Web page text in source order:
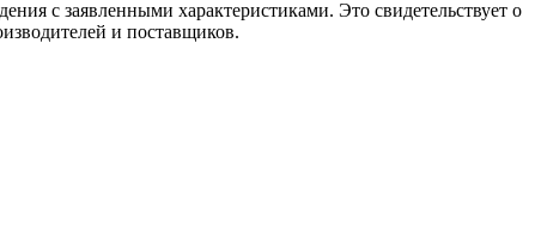
с заявленными характеристиками. Это свидетельствует о
и поставщиков.